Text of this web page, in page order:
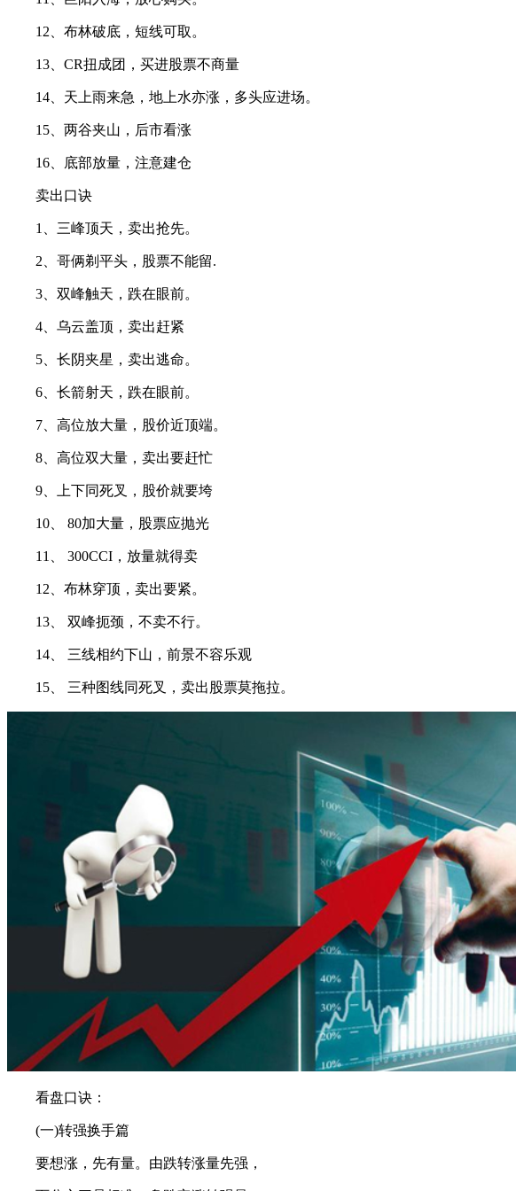
12、布林破底，短线可取。
13、CR扭成团，买进股票不商量
14、天上雨来急，地上水亦涨，多头应进场。
15、两谷夹山，后市看涨
16、底部放量，注意建仓
卖出口诀
1、三峰顶天，卖出抢先。
2、哥俩剃平头，股票不能留.
3、双峰触天，跌在眼前。
4、乌云盖顶，卖出赶紧
5、长阴夹星，卖出逃命。
6、长箭射天，跌在眼前。
7、高位放大量，股价近顶端。
8、高位双大量，卖出要赶忙
9、上下同死叉，股价就要垮
10、 80加大量，股票应抛光
11、 300CCI，放量就得卖
12、布林穿顶，卖出要紧。
13、 双峰扼颈，不卖不行。
14、 三线相约下山，前景不容乐观
15、 三种图线同死叉，卖出股票莫拖拉。
看盘口诀：
(一)转强换手篇
要想涨，先有量。由跌转涨量先强，